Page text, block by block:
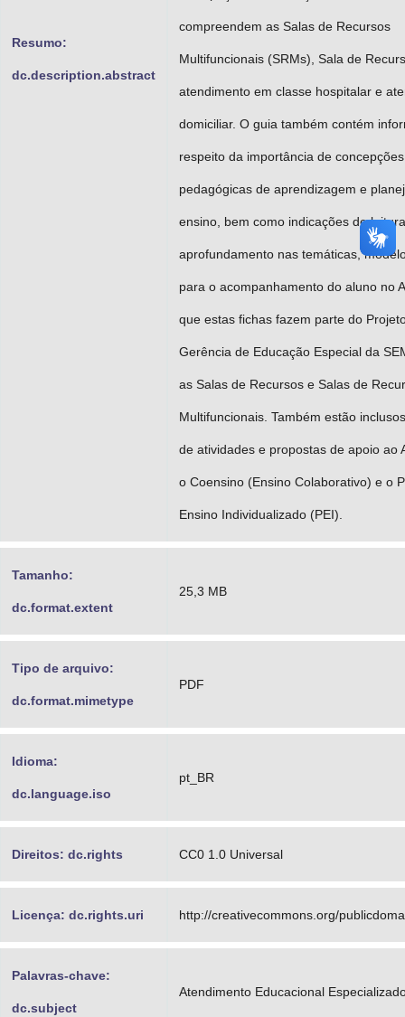
Resumo:
dc.description.abstract
compreendem as Salas de Recursos
Multifuncionais (SRMs), Sala de
atendimento em classe hospitalar e
domiciliar. O guia também contém
respeito da importância de concepções
pedagógicas de aprendizagem e
ensino, bem como indicações de
aprofundamento nas temáticas,
para o acompanhamento do aluno no
que estas fichas fazem parte do
Gerência de Educação Especial da
as Salas de Recursos e Salas de
Multifuncionais. Também estão
de atividades e propostas de apoio ao
o Coensino (Ensino Colaborativo) e o
Ensino Individualizado (PEI).
Tamanho:
dc.format.extent
25,3 MB
Tipo de arquivo:
dc.format.mimetype
PDF
Idioma:
dc.language.iso
pt_BR
Direitos: dc.rights CC0 1.0 Universal
Licença: dc.rights.uri http://creativecommons.org/
Palavras-chave:
dc.subject
Atendimento Educacional